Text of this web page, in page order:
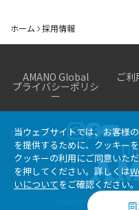
ホーム 採用情報
AMANO Global ご利
プライバシーポリシ
ー
Official SNS 公
Copyright 2023
当ウェブサイトでは、お客様
を提供するために、クッキーを
クッキーの利用にご同意いた
を押してください。詳しくは
いについてをご確認ください。